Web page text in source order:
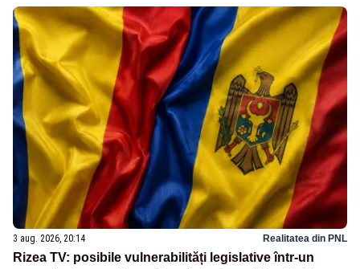
3 aug. 2026, 20:14 Realitatea din PNL
Rizea TV: posibile vulnerabilități legislative într-un